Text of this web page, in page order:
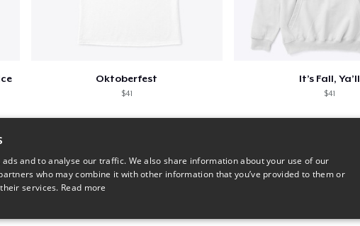
Oktoberfest
$41
It’s Fall, Ya’ll
$41
and to analyse our traffic. We also share information about your use of our
who may combine it with other information that you’ve provided to them or
services. Read more